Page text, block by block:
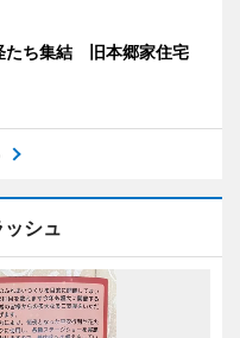
たち集結 旧本郷家住宅
シュ